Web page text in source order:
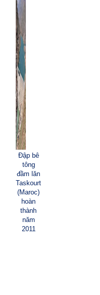
Đập bê
tông
đầm lăn
Taskourt
(Maroc)
hoàn
thành
năm
2011